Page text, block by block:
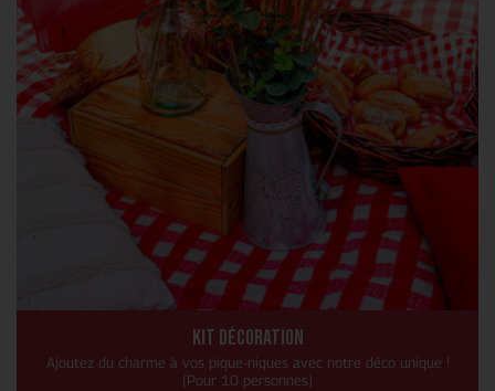
Kit décoration
Ajoutez du charme à vos pique-niques avec notre déco unique !
(Pour 10 personnes)